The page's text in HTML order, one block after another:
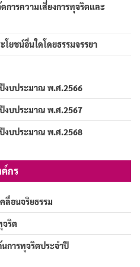
การความเสี่ยงการทุจริตและ
ยชน์อื่นใดโดยธรรมจรรยา
ปีงบประมาณ พ.ศ.2566
ปีงบประมาณ พ.ศ.2567
ปีงบประมาณ พ.ศ.2568
กร
ลื่อนจริยธรรม
จริต
นการทุจริตประจำปี